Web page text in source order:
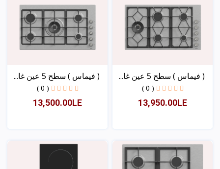
( فیماس ) سطح 5 عین غا...
( 0 )
13,950.00LE
( فیماس ) سطح 5 عین غا...
( 0 )
13,500.00LE